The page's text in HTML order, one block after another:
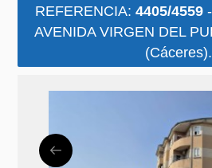
REFERENCIA: 4405/4559-
AVENIDA VIRGEN DEL
(Cáceres).